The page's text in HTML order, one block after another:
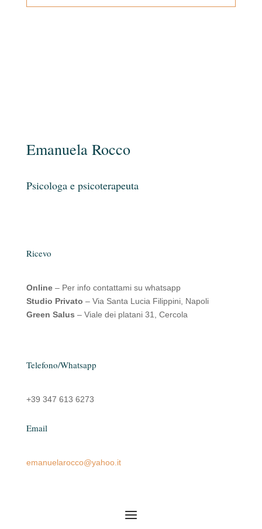
Emanuela Rocco
Psicologa e psicoterapeuta
Ricevo
Online– Per info contattami su whatsapp
Studio Privato – Via Santa Lucia Filippini, Napoli
Green Salus – Viale dei platani 31, Cercola
Telefono/Whatsapp
+39 347 613 6273
Email
emanuelarocco@yahoo.it